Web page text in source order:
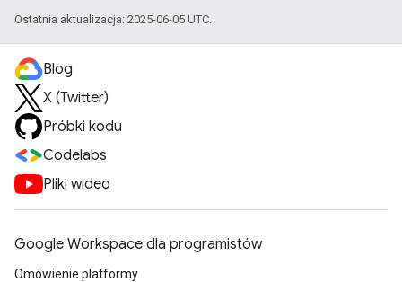
Ostatnia aktualizacja: 2025-06-05 UTC.
Blog
X (Twitter)
Próbki kodu
Codelabs
Pliki wideo
Google Workspace dla programistów
Omówienie platformy